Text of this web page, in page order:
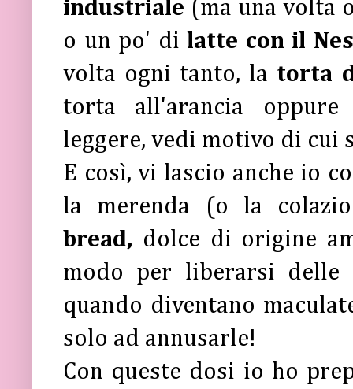
industriale (ma una volta
o un po' di latte con il
volta ogni tanto, la torta
torta all'arancia oppure
leggere, vedi motivo di cui
E così, vi lascio anche io
la merenda (o la
bread, dolce di origine
modo per liberarsi delle
quando diventano
solo ad annusarle!
Con queste dosi io ho